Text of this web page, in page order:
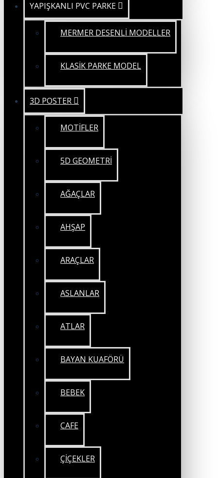
YAPIŞKANLI PVC PARKE
MERMER DESENLİ MODELLER
KLASİK PARKE MODEL
3D POSTER
MOTİFLER
5D GEOMETRİ
AĞAÇLAR
AHŞAP
ARAÇLAR
ASLANLAR
ATLAR
BAYAN KUAFÖRÜ
BEBEK
CAFE
ÇİÇEKLER